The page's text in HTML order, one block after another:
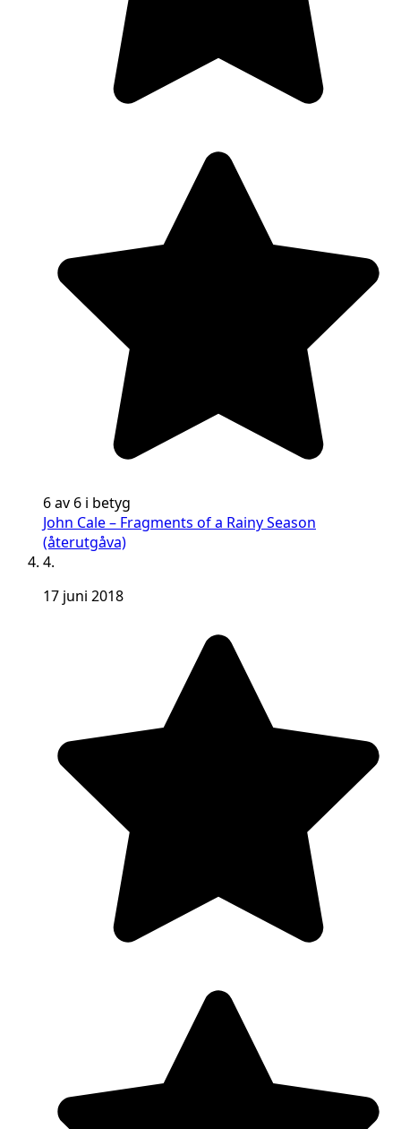
6 av 6 i betyg
John Cale – Fragments of a Rainy Season
(återutgåva)
4.
17 juni 2018